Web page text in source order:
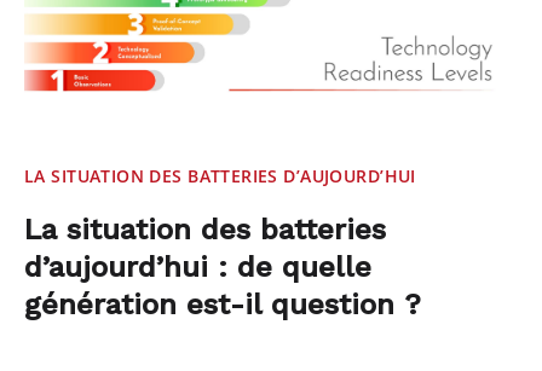
LA SITUATION DES BATTERIES D’AUJOURD’HUI
La situation des batteries
d’aujourd’hui : de quelle
génération est-il question ?